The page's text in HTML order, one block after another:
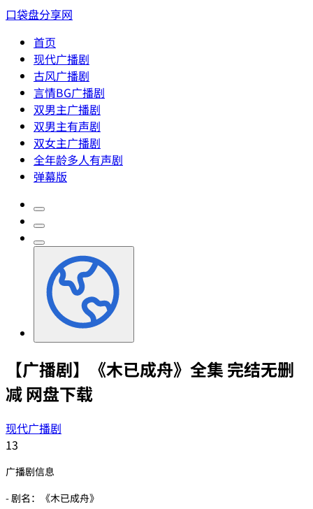
口袋盘分享网
首页
现代广播剧
古风广播剧
言情BG广播剧
双男主广播剧
双男主有声剧
双女主广播剧
全年龄多人有声剧
弹幕版
【广播剧】《木已成舟》全集 完结无删
减 网盘下载
现代广播剧
13
广播剧信息
- 剧名：《木已成舟》